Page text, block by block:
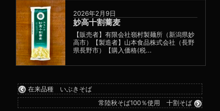
2026年2月9日
妙高十割蕎麦
【販売者】有限会社嶺村製麺所（新潟県妙
高市）【製造者】山本食品株式会社（長野
県長野市）【購入価格(税...
在来品種 いぶきそば
常陸秋そば100％使用 十割そば